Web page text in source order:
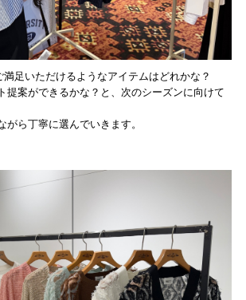
足いただけるようなアイテムはどれかな？
提案ができるかな？と、次のシーズンに向けて
ら丁寧に選んでいきます。